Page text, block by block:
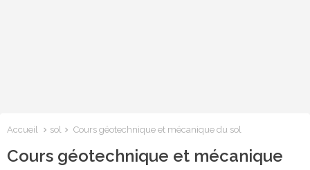
Accueil sol Cours géotechnique et mécanique du sol
Cours géotechnique et mécanique